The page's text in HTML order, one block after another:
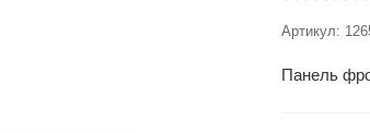
Артикул:
Панель